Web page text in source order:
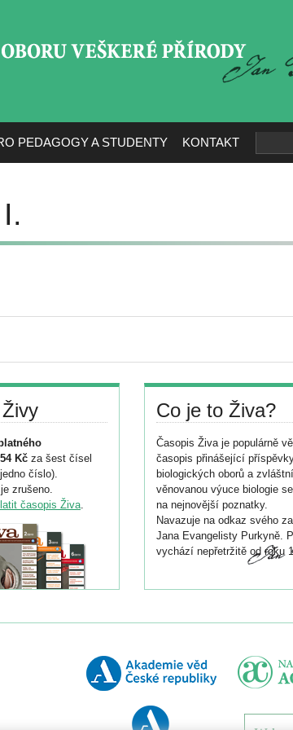
PEDAGOGY A STUDENTY KONTAKT
Kč za šest čísel
číslo).
zrušeno.
časopis Živa.
Co je to Živa?
Časopis Živa je populárně
časopis přinášející
biologických oborů a
věnovanou výuce biologie
na nejnovější poznatky.
Navazuje na odkaz svého
Jana Evangelisty Purkyně.
vychází nepřetržitě od roku